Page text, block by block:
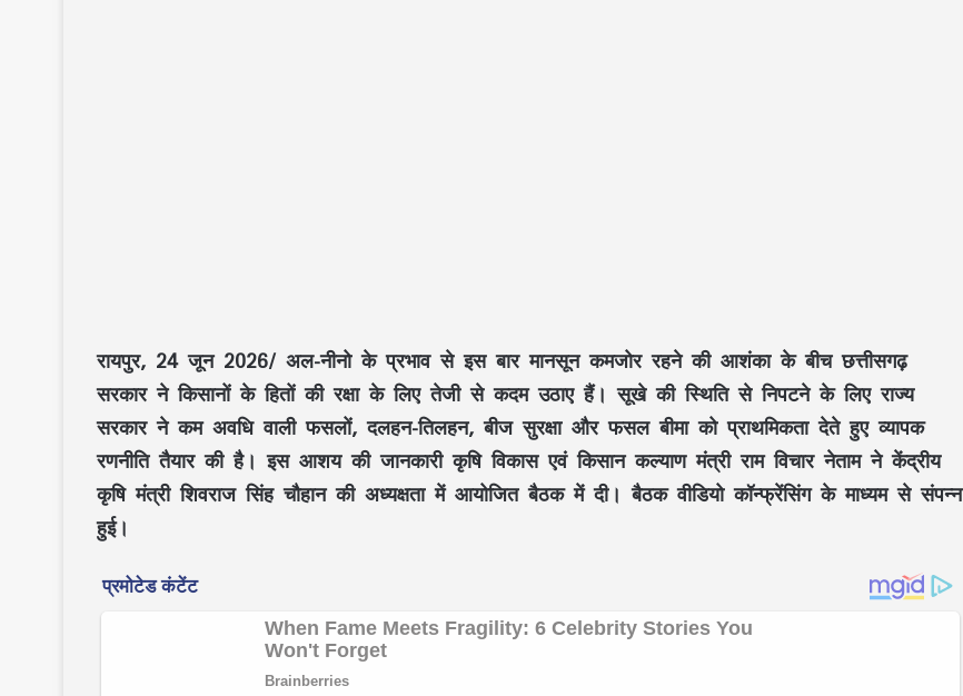
रायपुर, 24 जून 2026/ अल-नीनोके प्रभाव से इस बारमानसून कमजोररहने की आशंका के बीच छत्तीसगढ़
सरकार ने किसानों के हितों की रक्षा के लिए तेजी से कदम उठाए हैं।सूखे की स्थितिसे निपटने के लिए राज्य
सरकार नेकम अवधि वाली फसलों,दलहन-तिलहन,बीज सुरक्षाऔरफसल बीमाको प्राथमिकता देते हुए व्यापक
रणनीति तैयार की है। इस आशय की जानकारीकृषि विकास एवं किसान कल्याण मंत्री राम विचार नेतामनेकेंद्रीय
कृषि मंत्री शिवराज सिंह चौहानकी अध्यक्षता में आयोजित बैठक में दी। बैठकवीडियो कॉन्फ्रेंसिंगके माध्यम से संपन्न
हुई।